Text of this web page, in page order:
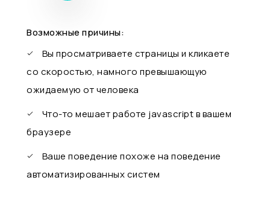
Возможные причины:
Вы просматриваете страницы и кликаете
со скоростью, намного превышающую
ожидаемую от человека
Что-то мешает работе javascript в вашем
браузере
Ваше поведение похоже на поведение
автоматизированных систем